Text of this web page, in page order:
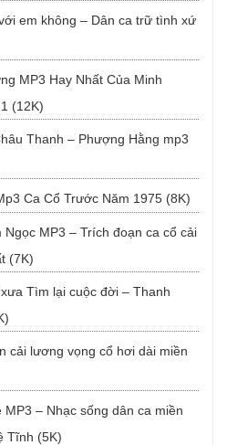
em không – Dân ca trữ tình xứ
MP3 Hay Nhất Của Minh
(12K)
Thanh – Phượng Hằng mp3
Ca Cổ Trước Năm 1975 (8K)
MP3 – Trích đoạn ca cổ cải
(7K)
Tìm lại cuộc đời – Thanh
cải lương vọng cổ hơi dài miền
MP3 – Nhạc sống dân ca miền
Tĩnh (5K)